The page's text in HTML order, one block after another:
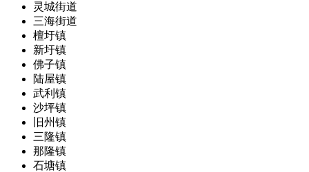
灵城街道
三海街道
檀圩镇
新圩镇
佛子镇
陆屋镇
武利镇
沙坪镇
旧州镇
三隆镇
那隆镇
石塘镇